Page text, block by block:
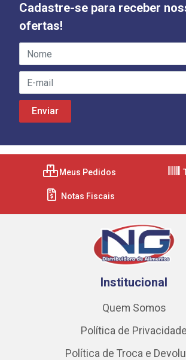
Cadastre-se para receber
ofertas!
Meus Pedidos
Notas Fiscais
Institucional
Quem Somos
Política de Privacidade
Política de Troca e